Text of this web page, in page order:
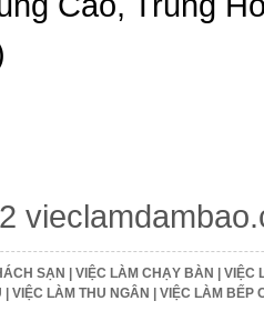
SẠN | VIỆC LÀM CHẠY BÀN | VIỆC
| VIỆC LÀM THU NGÂN | VIỆC LÀM BẾP